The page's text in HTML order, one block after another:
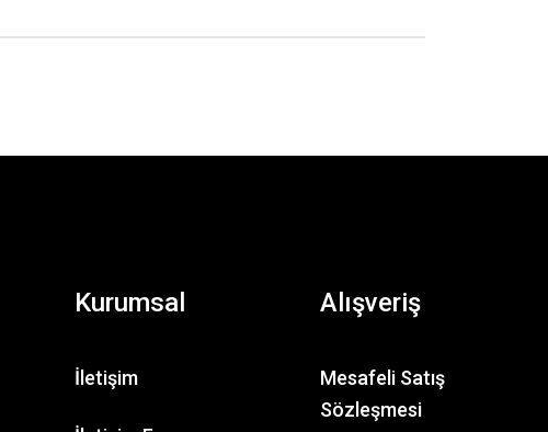
Kurumsal
İletişim
Alışveriş
Mesafeli Satış
Sözleşmesi